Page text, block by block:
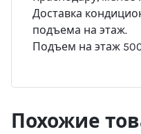
Доставка
подъема на этаж.
Подъем на этаж
Похожие